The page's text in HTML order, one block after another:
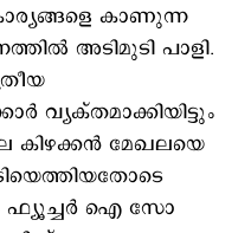
കാണുന്ന
അടിമുടി പാളി.
വ്യക്തമാക്കിയിട്ടും
കിഴക്കന്‍ മേഖലയെ
ഫ്യൂച്ചര്‍ ഐ സോ